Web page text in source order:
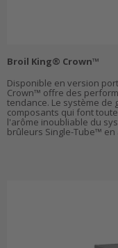
Broil King® Crown™
Disponible en version
Crown™ offre des
tendance. Le système de
composants qui font
l'arôme inoubliable du
brûleurs Single-Tube™